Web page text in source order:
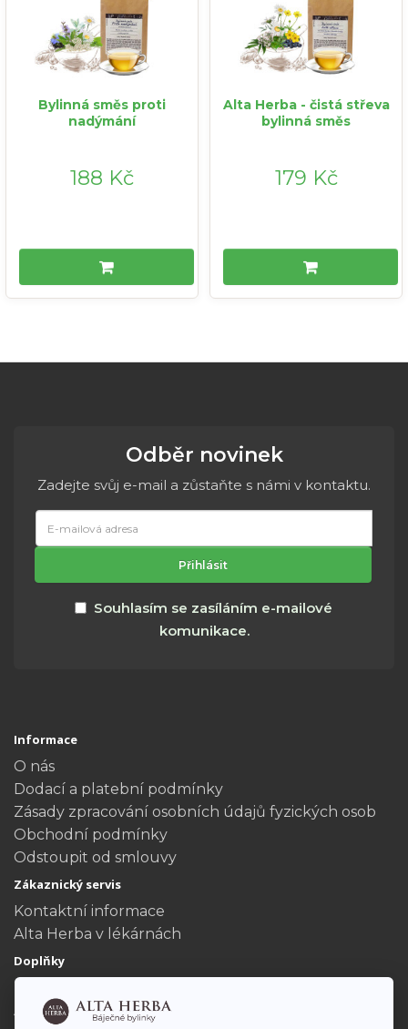
Bylinná směs proti
nadýmání
188 Kč
Alta Herba - čistá střeva
bylinná směs
179 Kč
Odběr novinek
Zadejte svůj e-mail a zůstaňte s námi v kontaktu.
mailová
adresa
Přihlásit
Souhlasím se zasíláním e-mailové
komunikace.
Informace
O nás
Dodací a platební podmínky
Zásady zpracování osobních údajů fyzických osob
Obchodní podmínky
Odstoupit od smlouvy
Zákaznický servis
Kontaktní informace
Alta Herba v lékárnách
Doplňky
Dárkové poukazy
Akční nabídka